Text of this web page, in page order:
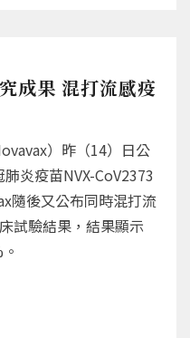
成果 混打流感疫
）昨（14）日公
炎疫苗NVX-CoV2373
隨後又公布同時混打流
試驗結果，結果顯示